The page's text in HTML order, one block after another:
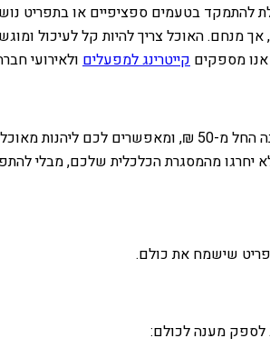
להתמקד בטעמים ספציפיים או בתפריט
מנחם. האוכל צריך להיות קל לעיכול
אנו מספקים קייטרינג למפעלים ולאירועי
התקציב הוא גורם מכריע בבחירת התפריט. אנו
יחרגו מהמסגרת הכלכלית שלכם, מבלי
שישמח את כולם.
לספק מענה לכולם: